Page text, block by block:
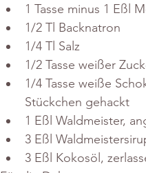
1 Tasse minus 1 Eßl
1/2 Tl Backnatron
1/4 Tl Salz
1/2 Tasse weißer
1/4 Tasse weiße
Stückchen gehackt
1 Eßl Waldmeister,
3 Eßl
3 Eßl Kokosöl,